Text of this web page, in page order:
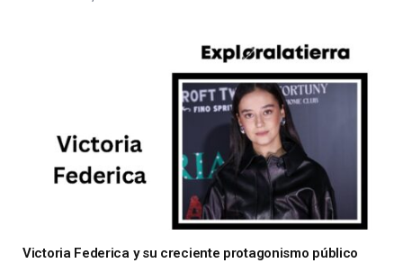
Victoria Federica y su creciente protagonismo público